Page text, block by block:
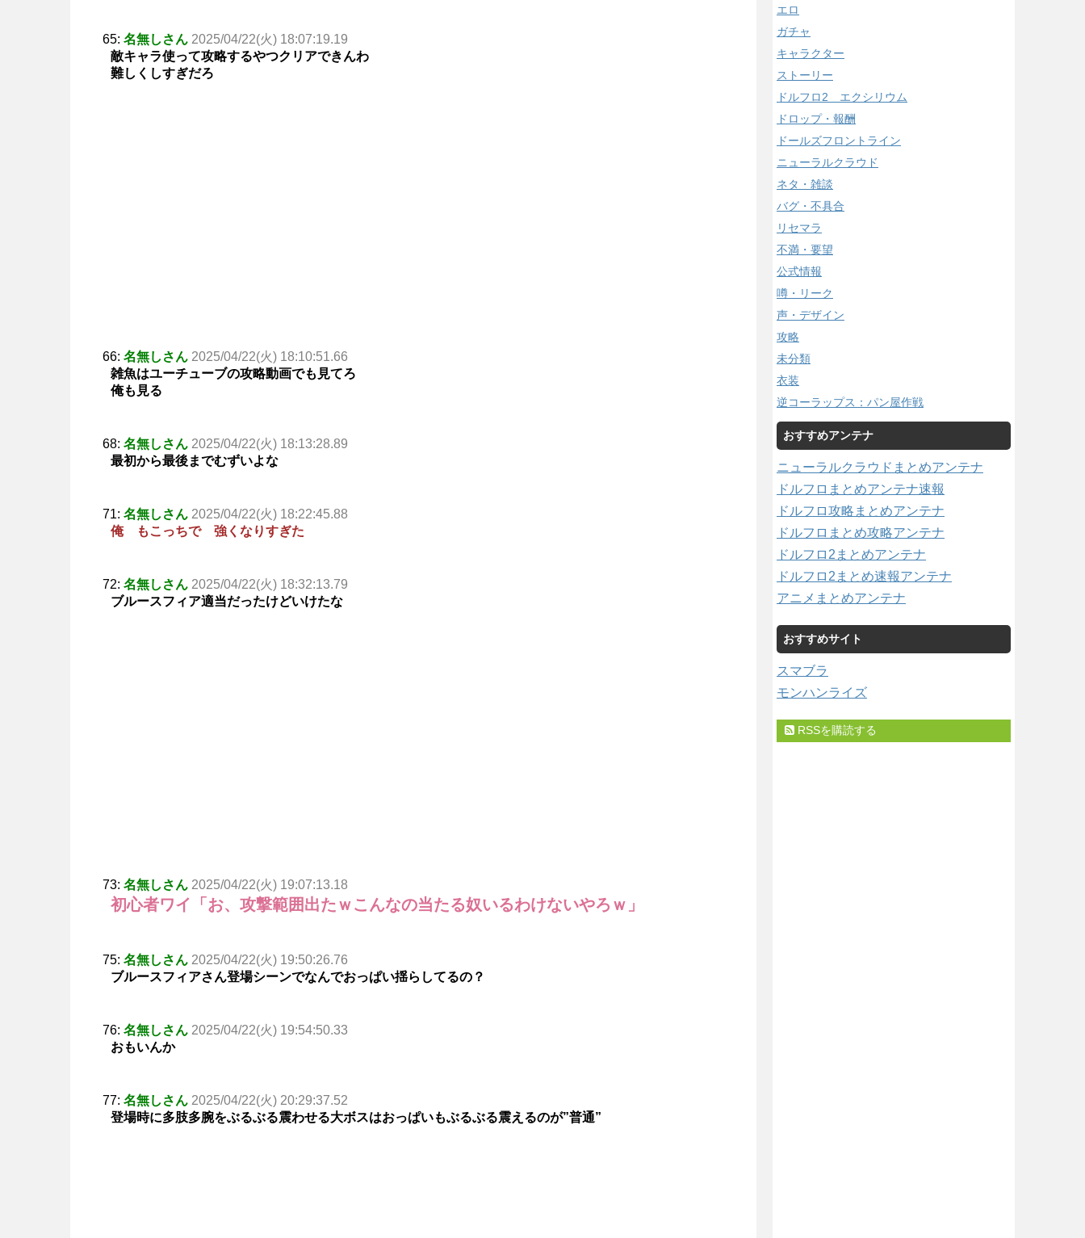
65: 名無しさん 2025/04/22(火) 18:07:19.19
敵キャラ使って攻略するやつクリアできんわ
難しくしすぎだろ
66: 名無しさん 2025/04/22(火) 18:10:51.66
雑魚はユーチューブの攻略動画でも見てろ
俺も見る
68: 名無しさん 2025/04/22(火) 18:13:28.89
最初から最後までむずいよな
71: 名無しさん 2025/04/22(火) 18:22:45.88
俺 もこっちで 強くなりすぎた
72: 名無しさん 2025/04/22(火) 18:32:13.79
ブルースフィア適当だったけどいけたな
73: 名無しさん 2025/04/22(火) 19:07:13.18
初心者ワイ「お、攻撃範囲出たｗこんなの当たる奴いるわけないやろｗ」
75: 名無しさん 2025/04/22(火) 19:50:26.76
ブルースフィアさん登場シーンでなんでおっぱい揺らしてるの？
76: 名無しさん 2025/04/22(火) 19:54:50.33
おもいんか
77: 名無しさん 2025/04/22(火) 20:29:37.52
登場時に多肢多腕をぶるぶる震わせる大ボスはおっぱいもぶるぶる震えるのが”普通”
エロ
ガチャ
キャラクター
ストーリー
ドルフロ2 エクシリウム
ドロップ・報酬
ドールズフロントライン
ニューラルクラウド
ネタ・雑談
バグ・不具合
リセマラ
不満・要望
公式情報
噂・リーク
声・デザイン
攻略
未分類
衣装
逆コーラップス：パン屋作戦
おすすめアンテナ
ニューラルクラウドまとめアンテナ
ドルフロまとめアンテナ速報
ドルフロ攻略まとめアンテナ
ドルフロまとめ攻略アンテナ
ドルフロ2まとめアンテナ
ドルフロ2まとめ速報アンテナ
アニメまとめアンテナ
おすすめサイト
スマブラ
モンハンライズ
RSSを購読する